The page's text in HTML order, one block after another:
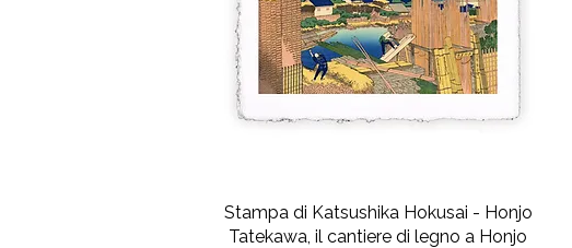
Stampa di Katsushika Hokusai - Honjo
Tatekawa, il cantiere di legno a Honjo